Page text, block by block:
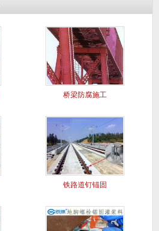
桥梁防腐施工
铁路道钉锚固